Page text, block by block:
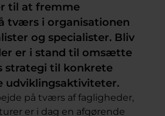
til at fremme
tværs i organisationen
og specialister. Bliv
er i stand til omsætte
strategi til konkrete
udviklingsaktiviteter.
på tværs af fagligheder,
er i dag en afgørende